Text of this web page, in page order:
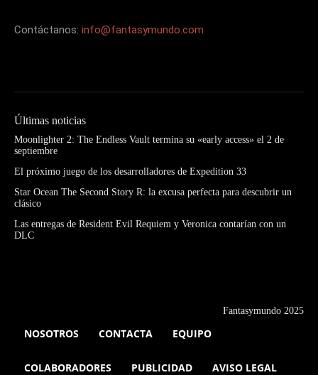
Contáctanos: info@fantasymundo.com
Últimas noticias
Moonlighter 2: The Endless Vault termina su «early access» el 2 de
septiembre
El próximo juego de los desarrolladores de Expedition 33
Star Ocean The Second Story R: la excusa perfecta para descubrir un
clásico
Las entregas de Resident Evil Requiem y Veronica contarían con un
DLC
Fantasymundo 2025
NOSOTROS CONTACTA EQUIPO
COLABORADORES PUBLICIDAD AVISO LEGAL